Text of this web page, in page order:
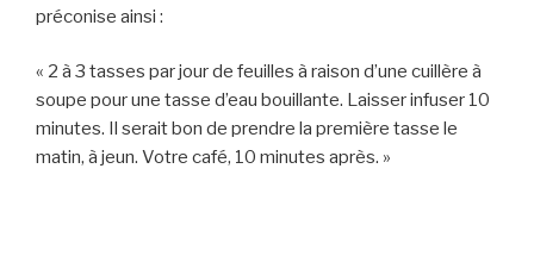
préconise ainsi :
« 2 à 3 tasses par jour de feuilles à raison d’une cuillère à
soupe pour une tasse d’eau bouillante. Laisser infuser 10
minutes. Il serait bon de prendre la première tasse le
matin, à jeun. Votre café, 10 minutes après. »